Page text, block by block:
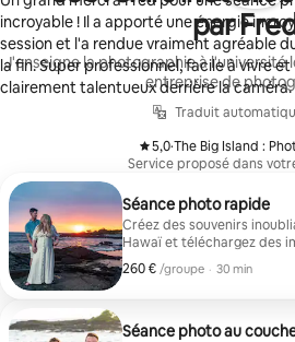
par
J'enseigne la photographie à l'université
entreprise de
Traduit
5,0
, ·The Big Island :
Service proposé dans
Séance photo rapide
Créez des souvenirs
Hawaï et téléchargez des
ligne.
260 € /groupe
260 € par groupe
, · 30 min
Séance photo au
incroyable ! Il a apporté une énergie
session et l'a rendue vraiment agréable
la fin. Super professionnel, facile à vivre et
clairement talentueux derrière la caméra.
apprécions vraiment votre talent et votre